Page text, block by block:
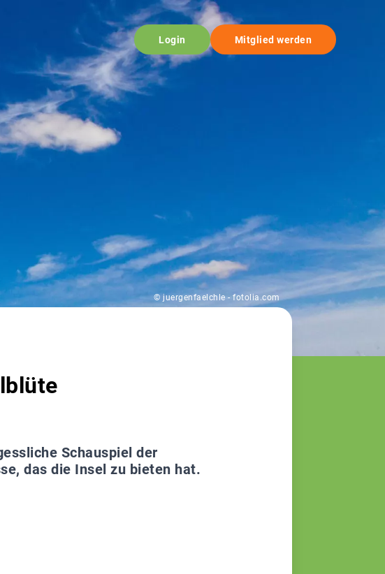
Login Mitglied werden
© juergenfaelchle - fotolia.com
Schauspiel der
das die Insel zu bieten hat.